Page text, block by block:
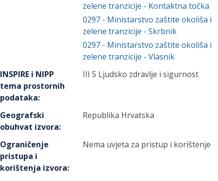
zelene tranzicije - Kontaktna točka
0297 - Ministarstvo zaštite okoliša i
zelene tranzicije - Skrbnik
0297 - Ministarstvo zaštite okoliša i
zelene tranzicije - Vlasnik
INSPIRE i NIPP
tema prostornih
podataka:
III 5 Ljudsko zdravlje i sigurnost
Geografski
obuhvat izvora:
Republika Hrvatska
Ograničenje
pristupa i
korištenja izvora:
Nema uvjeta za pristup i korištenje